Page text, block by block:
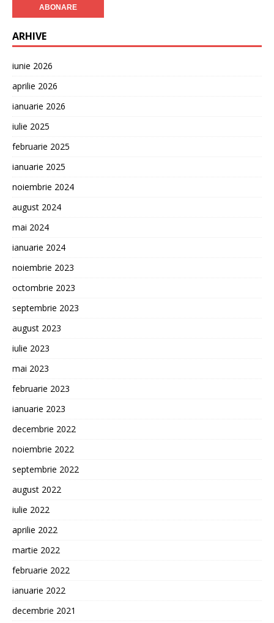
ARHIVE
iunie 2026
aprilie 2026
ianuarie 2026
iulie 2025
februarie 2025
ianuarie 2025
noiembrie 2024
august 2024
mai 2024
ianuarie 2024
noiembrie 2023
octombrie 2023
septembrie 2023
august 2023
iulie 2023
mai 2023
februarie 2023
ianuarie 2023
decembrie 2022
noiembrie 2022
septembrie 2022
august 2022
iulie 2022
aprilie 2022
martie 2022
februarie 2022
ianuarie 2022
decembrie 2021